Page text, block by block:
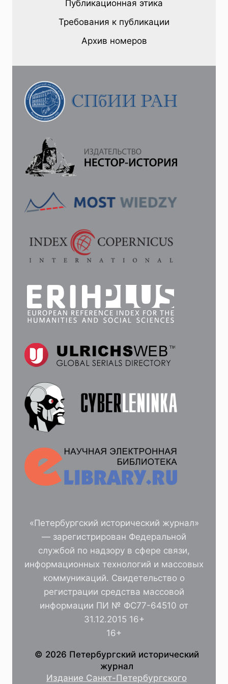
СВЕТ
И
В
Публикационная этика
Требования к публикации
Архив номеров
«Петербургский исторический журнал»
— зарегистрирован Федеральной
службой по надзору в сфере связи,
информационных технологий и массовых
коммуникаций. Свидетельство о
регистрации средства массовой
информации ПИ № ФС77-64510 от
31.12.2015 16+
16+
© 2026 Петербургский исторический
журнал
Издание Санкт-Петербургского